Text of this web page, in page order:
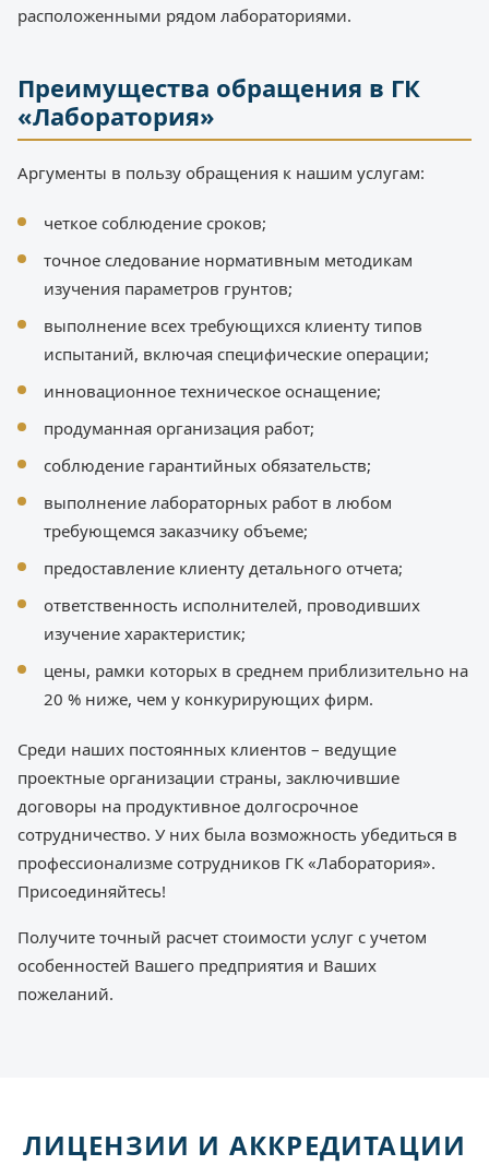
расположенными рядом лабораториями.
Преимущества обращения в ГК
«Лаборатория»
Аргументы в пользу обращения к нашим услугам:
четкое соблюдение сроков;
точное следование нормативным методикам
изучения параметров грунтов;
выполнение всех требующихся клиенту типов
испытаний, включая специфические операции;
инновационное техническое оснащение;
продуманная организация работ;
соблюдение гарантийных обязательств;
выполнение лабораторных работ в любом
требующемся заказчику объеме;
предоставление клиенту детального отчета;
ответственность исполнителей, проводивших
изучение характеристик;
цены, рамки которых в среднем приблизительно на
20 % ниже, чем у конкурирующих фирм.
Среди наших постоянных клиентов – ведущие
проектные организации страны, заключившие
договоры на продуктивное долгосрочное
сотрудничество. У них была возможность убедиться в
профессионализме сотрудников ГК «Лаборатория».
Присоединяйтесь!
Получите точный расчет стоимости услуг с учетом
особенностей Вашего предприятия и Ваших
пожеланий.
ЛИЦЕНЗИИ И АККРЕДИТАЦИИ